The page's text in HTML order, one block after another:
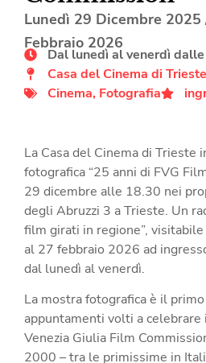
Lunedì 29 Dicembre 2025
Febbraio 2026
Dal lunedì al venerdì
Casa del Cinema di Trieste
Cinema, Fotografia
La Casa del Cinema di Trieste
fotografica “25 anni di FVG
29 dicembre alle 18.30 nei
degli Abruzzi 3 a Trieste. Un
film girati in regione”,
al 27 febbraio 2026 ad
dal lunedì al venerdì.
La mostra fotografica è il
appuntamenti volti a
Venezia Giulia Film
2000 – tra le primissime in